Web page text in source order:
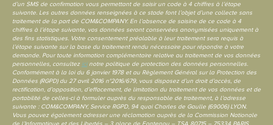
d’un SMS de confirmation vous permettant de saisir un code à 4 chiffres à l’étape
suivante. Les autres données renseignées à ce stade font l’objet d’une collecte sans
traitement de la part de COM&COMPANY. En l’absence de saisine de ce code à 4
chiffres à l’étape suivante, vos données seront conservées anonymisées uniquement à
des fins statistiques. Votre consentement préalable à leur traitement sera requis à
l’étape suivante sur la base du traitement rendu nécessaire pour répondre à votre
demande. Pour toute information complémentaire relative au traitement de vos données
personnelles, consultez icinotre politique de protection des données personnelles.
Conformément à la loi du 6 janvier 1978 et au Règlement Général sur la Protection des
Données (RGPD) du 27 avril 2016 n°2016/679, vous disposez d’un droit d’accès, de
rectification, d’opposition, d’effacement, de limitation du traitement de vos données et de
portabilité de celles-ci à formuler auprès du responsable de traitement, à l’adresse
suivante : COM&COMPANY, Service RGPD, 94 quai Charles de Gaulle (69006) LYON.
Vous pouvez également adresser une réclamation auprès de la Commission Nationale